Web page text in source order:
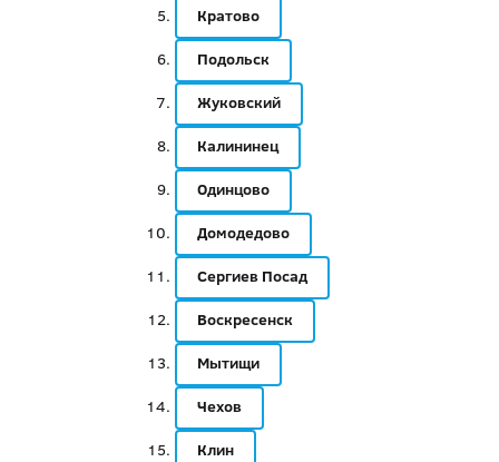
Кратово
Подольск
Жуковский
Калининец
Одинцово
Домодедово
Сергиев Посад
Воскресенск
Мытищи
Чехов
Клин